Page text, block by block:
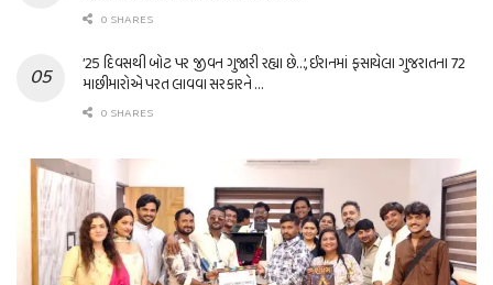
0 SHARES
’25 દિવસથી બોટ પર જીવન ગુજારી રહ્યા છે…’, ઈરાનમાં ફસાયેલા ગુજરાતના 72
માછીમારોએ પરત લાવવા સરકારને …
0 SHARES